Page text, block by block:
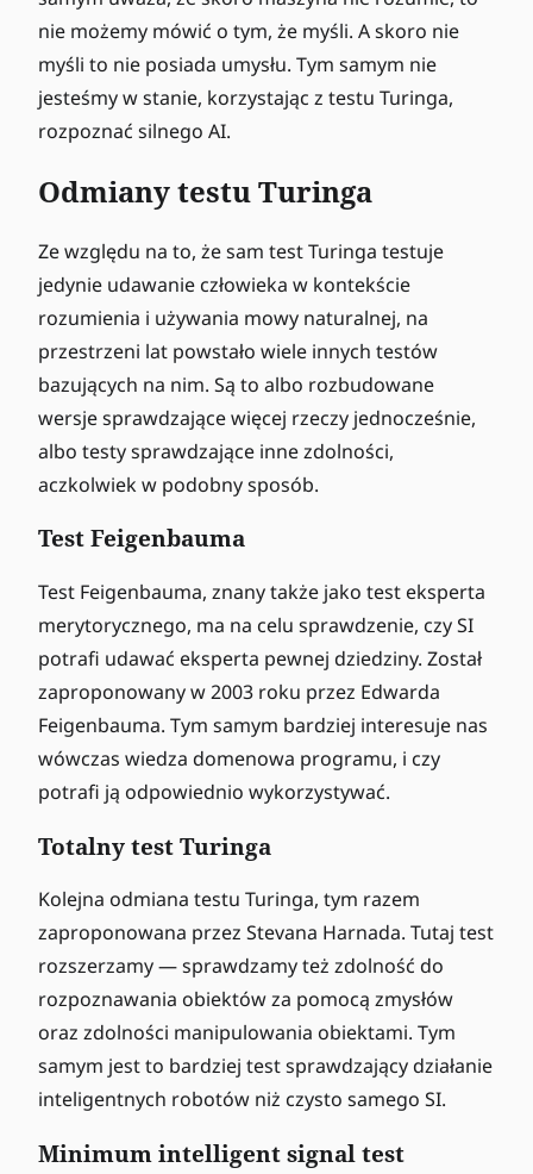
nie możemy mówić o tym, że myśli. A skoro nie
myśli to nie posiada umysłu. Tym samym nie
jesteśmy w stanie, korzystając z testu Turinga,
rozpoznać silnego AI.
Odmiany testu Turinga
Ze względu na to, że sam test Turinga testuje
jedynie udawanie człowieka w kontekście
rozumienia i używania mowy naturalnej, na
przestrzeni lat powstało wiele innych testów
bazujących na nim. Są to albo rozbudowane
wersje sprawdzające więcej rzeczy jednocześnie,
albo testy sprawdzające inne zdolności,
aczkolwiek w podobny sposób.
Test Feigenbauma
Test Feigenbauma, znany także jako test eksperta
merytorycznego, ma na celu sprawdzenie, czy SI
potrafi udawać eksperta pewnej dziedziny. Został
zaproponowany w 2003 roku przez Edwarda
Feigenbauma. Tym samym bardziej interesuje nas
wówczas wiedza domenowa programu, i czy
potrafi ją odpowiednio wykorzystywać.
Totalny test Turinga
Kolejna odmiana testu Turinga, tym razem
zaproponowana przez Stevana Harnada. Tutaj test
rozszerzamy — sprawdzamy też zdolność do
rozpoznawania obiektów za pomocą zmysłów
oraz zdolności manipulowania obiektami. Tym
samym jest to bardziej test sprawdzający działanie
inteligentnych robotów niż czysto samego SI.
Minimum intelligent signal test